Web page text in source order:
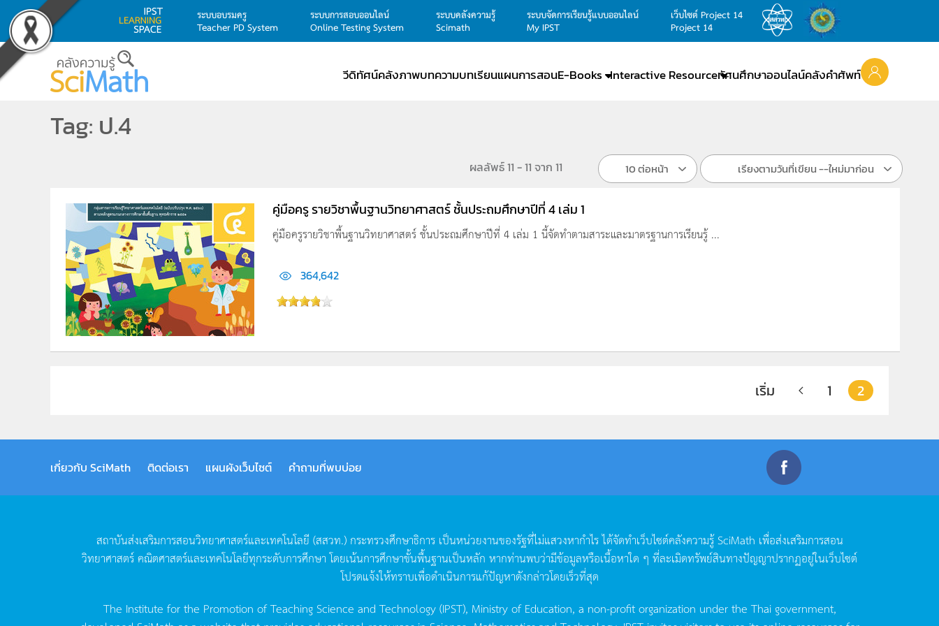
Skip to main content
ระบบอบรมครู
Teacher PD System
ระบบการสอบออนไลน์
Online Testing System
ระบบคลังความรู้
Scimath
ระบบจัดการเรียนรู้แบบออนไลน์
My IPST
เว็บไซต์ Project 14
Project 14
วีดิทัศน์คลังภาพบทความบทเรียนแผนการสอนE-Books Interactive Resourceทัศนศึกษาออนไลน์คลังคำศัพท์
Tag: ป.4
ผลลัพธ์ 11 - 11 จาก 11 10 ต่อหน้า เรียงตามวันที่เขียน --ใหม่มาก่อน
คู่มือครู รายวิชาพื้นฐานวิทยาศาสตร์ ชั้นประถมศึกษาปีที่ 4 เล่ม 1
คู่มือครูรายวิชาพื้นฐานวิทยาศาสตร์ ชั้นประถมศึกษาปีที่ 4 เล่ม 1 นี้จัดทำตามสาระและมาตรฐานการเรียนรู้ ...
364,642
เริ่ม 1 2
เกี่ยวกับ SciMath ติดต่อเรา แผนผังเว็บไซต์ คำถามที่พบบ่อย
สถาบันส่งเสริมการสอนวิทยาศาสตร์และเทคโนโลยี (สสวท.) กระทรวงศึกษาธิการ เป็นหน่วยงานของรัฐที่ไม่แสวงหากำไรได้จัดทำเว็บไซต์คลังความรู้SciMath เพื่อส่งเสริมการสอน
วิทยาศาสตร์คณิตศาสตร์และเทคโนโลยีทุกระดับการศึกษา โดยเน้นการศึกษาขั้นพื้นฐานเป็นหลัก หากท่านพบว่ามีข้อมูลหรือเนื้อหาใด ๆ ที่ละเมิดทรัพย์สินทางปัญญาปรากฏอยู่ในเว็บไซต์
โปรดแจ้งให้ทราบเพื่อดำเนินการแก้ปัญหาดังกล่าวโดยเร็วที่สุด
The Institute for the Promotion of Teaching Science and Technology (IPST), Ministry of Education, a non-profit organization under the Thai government,